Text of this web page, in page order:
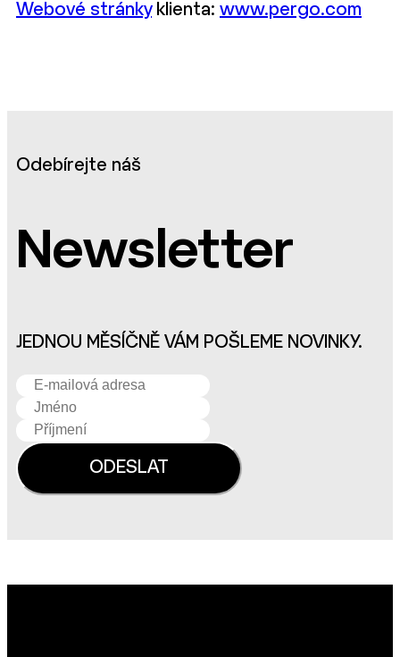
Webové stránkyklienta: www.pergo.com
Odebírejte náš
Newsletter
JEDNOU MĚSÍČNĚ VÁM POŠLEME NOVINKY.